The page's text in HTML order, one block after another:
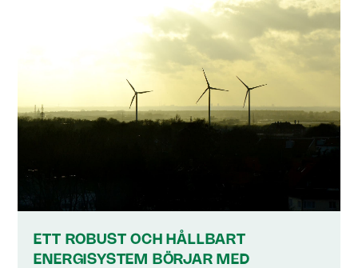
ETT ROBUST OCH HÅLLBART
ENERGISYSTEM BÖRJAR MED